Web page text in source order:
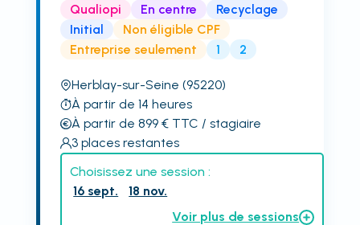
Qualiopi En centre
Recyclage
Initial
Non éligible CPF
Entreprise seulement
1 2
Herblay-sur-Seine (95220)
À partir de 14 heures
À partir de 899€ TTC / stagiaire
3 places restantes
Choisissez une session :
16 sept.
18 nov.
Voir plus de sessions